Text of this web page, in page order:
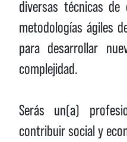
diversas técnicas de
metodologías ágiles
para desarrollar
complejidad.
Serás un(a)
contribuir social y